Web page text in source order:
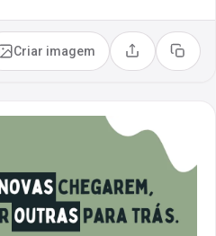
Criar imagem Compartilhar
Copiar